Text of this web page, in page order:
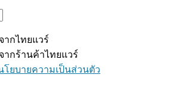
ากไทยแวร์
ากร้านค้าไทยแวร์
โยบายความเป็นส่วนตัว